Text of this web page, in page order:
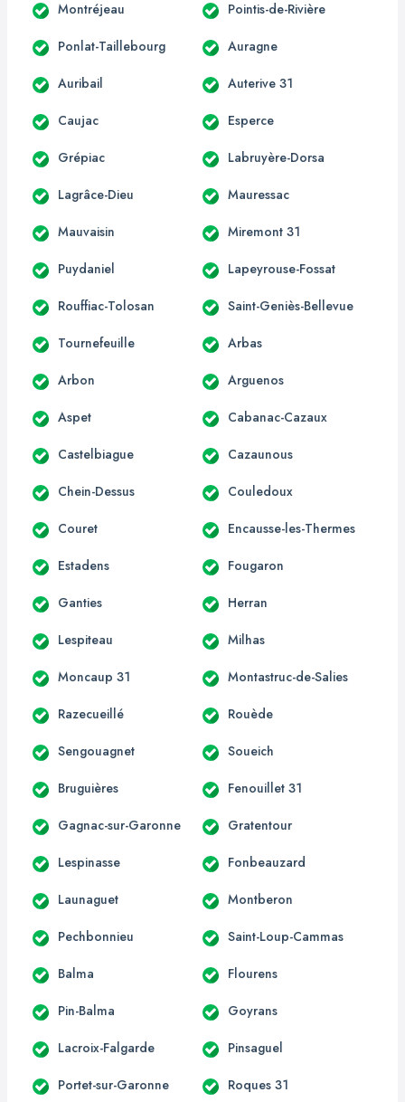
Montréjeau Pointis-de-Rivière
Ponlat-Taillebourg Auragne
Auribail Auterive 31
Caujac Esperce
Grépiac Labruyère-Dorsa
Lagrâce-Dieu Mauressac
Mauvaisin Miremont 31
Puydaniel Lapeyrouse-Fossat
Rouffiac-Tolosan Saint-Geniès-Bellevue
Tournefeuille Arbas
Arbon Arguenos
Aspet Cabanac-Cazaux
Castelbiague Cazaunous
Chein-Dessus Couledoux
Couret Encausse-les-Thermes
Estadens Fougaron
Ganties Herran
Lespiteau Milhas
Moncaup 31 Montastruc-de-Salies
Razecueillé Rouède
Sengouagnet Soueich
Bruguières Fenouillet 31
Gagnac-sur-Garonne Gratentour
Lespinasse Fonbeauzard
Launaguet Montberon
Pechbonnieu Saint-Loup-Cammas
Balma Flourens
Pin-Balma Goyrans
Lacroix-Falgarde Pinsaguel
Portet-sur-Garonne Roques 31